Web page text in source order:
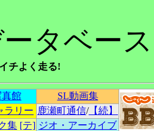
タベース
チよく走る!
真館
SL動画集
ラリー 鹿瀬町通信/【続】
集 [テ] ジオ・アーカイブ